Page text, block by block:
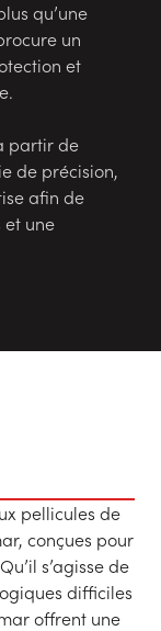
qu’une
un
et
partir de
de précision,
afin de
une
pellicules de
conçues pour
s’agisse de
difficiles
offrent une